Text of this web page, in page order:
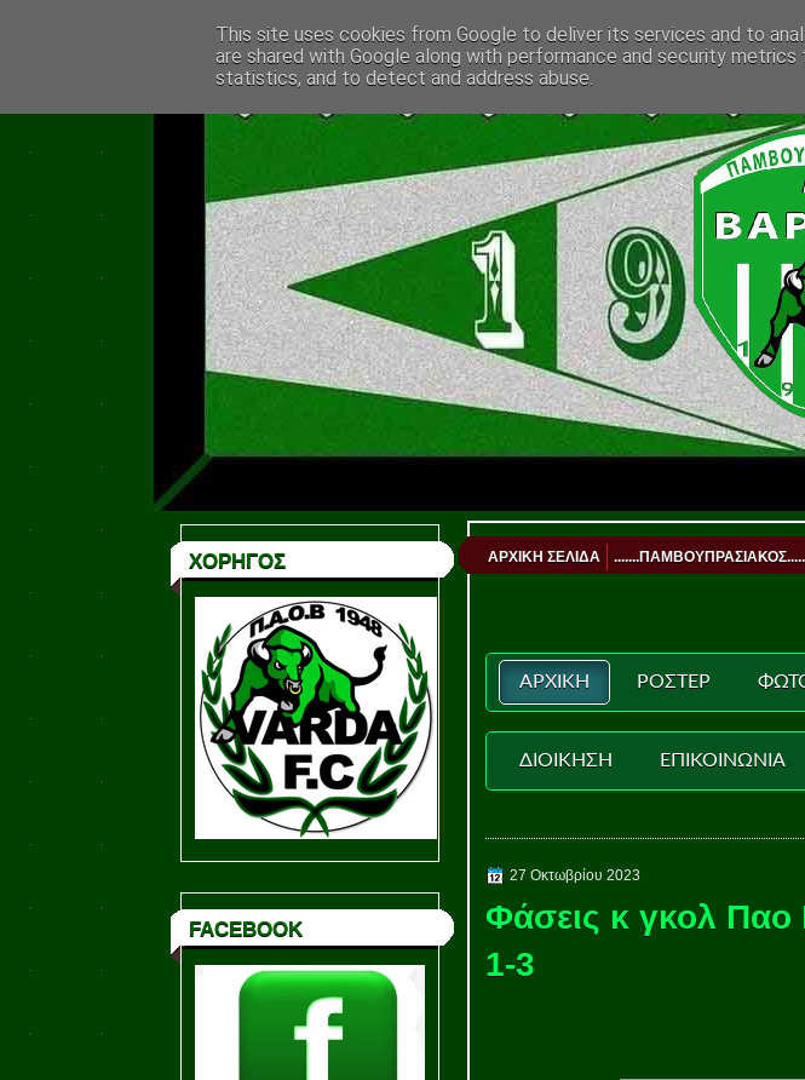
ΧΟΡΗΓΟΣ
FACEBOOK
ΑΡΧΙΚΗ ΣΕΛΙΔΑ
ΑΡΧΙΚΗ ΡΟΣΤΕΡ
ΔΙΟΙΚΗΣΗ ΕΠΙΚΟΙΝΩΝΙΑ
27 Οκτωβρίου 2023
Φάσεις κ γκολ
1-3
This site uses cookies from Google to deliver its services and to
are shared with Google along with performance and security
statistics, and to detect and address abuse.